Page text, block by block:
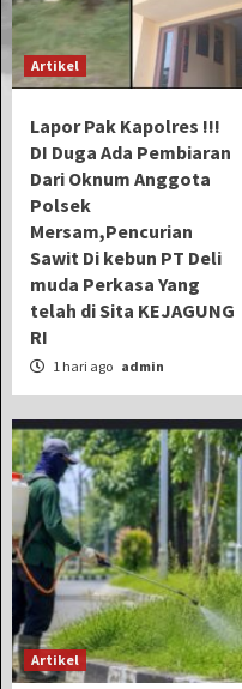
Artikel
Lapor Pak Kapolres !!!
DI Duga Ada Pembiaran
Dari Oknum Anggota
Polsek
Mersam,Pencurian
Sawit Di kebun PT Deli
muda Perkasa Yang
telah di Sita KEJAGUNG
RI
1 hari ago admin
Artikel